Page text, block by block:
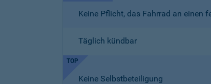
Keine Pflicht, das Fahrrad an einen
Täglich kündbar
TOP
Keine Selbstbeteiligung